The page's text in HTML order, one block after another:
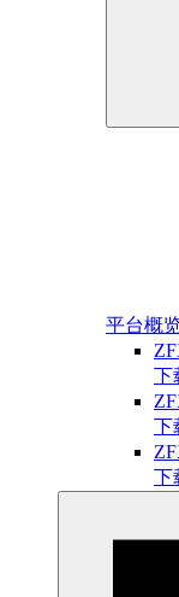
平台概
下
下
下